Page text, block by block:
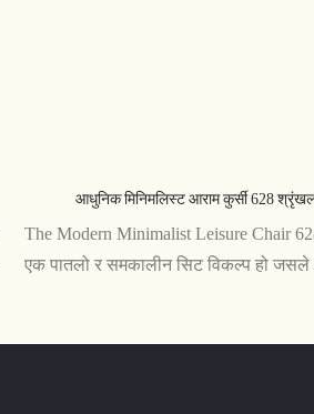
आधुनिक मिनिमलिस्ट आराम कुर्सी 628
The Modern Minimalist Leisure Chair
एक पातलो र समकालीन सिट विकल्प हो जसले